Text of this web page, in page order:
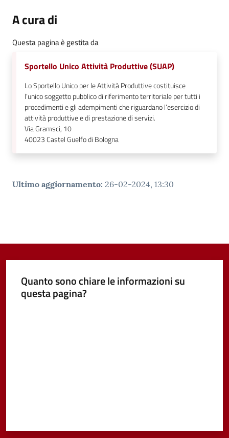
A cura di
Questa pagina è gestita da
Sportello Unico Attività Produttive (SUAP)
Lo Sportello Unico per le Attività Produttive costituisce
l’unico soggetto pubblico di riferimento territoriale per tutti i
procedimenti e gli adempimenti che riguardano l’esercizio di
attività produttive e di prestazione di servizi.
Via Gramsci, 10
40023Castel Guelfo di Bologna
Ultimo aggiornamento: 26-02-2024, 13:30
Quanto sono chiare le informazioni su
questa pagina?